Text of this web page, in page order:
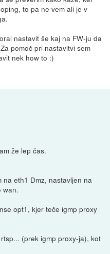
to pa ne vem ali je v
nastavit še kaj na FW-ju da
pomoč pri nastavitvi sem
nek how to :)
že lep čas.
na eth1 Dmz, nastavljen na
wan.
opt1, kjer teče igmp proxy
(prek igmp proxy-ja), kot